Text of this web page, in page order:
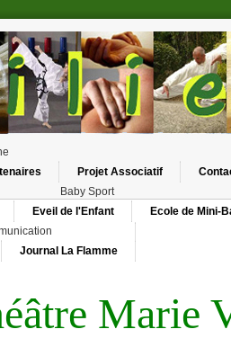
particulièrement heureux de
yeux.
Projet Associatif
Baby Sport
Eveil de l'Enfant Ecole de Mini-
Journal La Flamme
Marie